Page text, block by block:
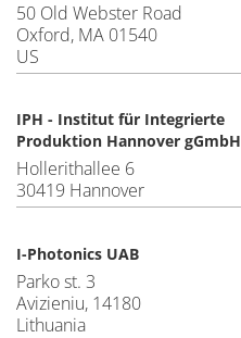
50 Old Webster Road
Oxford, MA 01540
US
IPH - Institut für Integrierte
Produktion Hannover gGmbH
Hollerithallee 6
30419 Hannover
I-Photonics UAB
Parko st. 3
Avizieniu, 14180
Lithuania